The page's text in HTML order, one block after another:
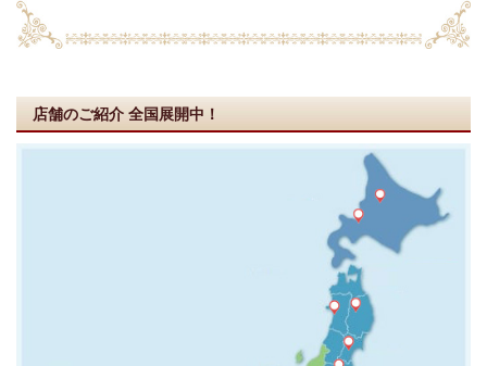
店舗のご紹介 全国展開中！